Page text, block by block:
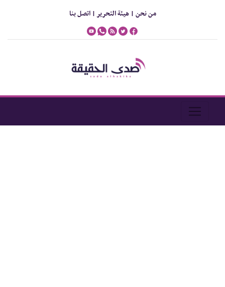
من نحن |هيئة التحرير |اتصل بنا